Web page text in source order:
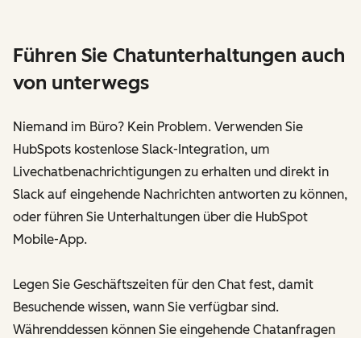
Führen Sie Chatunterhaltungen auch
von unterwegs
Niemand im Büro? Kein Problem. Verwenden Sie
HubSpots kostenlose Slack-Integration, um
Livechatbenachrichtigungen zu erhalten und direkt in
Slack auf eingehende Nachrichten antworten zu können,
oder führen Sie Unterhaltungen über die HubSpot
Mobile-App.
Legen Sie Geschäftszeiten für den Chat fest, damit
Besuchende wissen, wann Sie verfügbar sind.
Währenddessen können Sie eingehende Chatanfragen